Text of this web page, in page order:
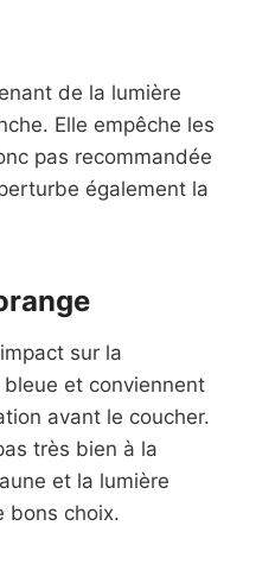
de la lumière
Elle empêche les
pas recommandée
également la
sur la
et conviennent
avant le coucher.
très bien à la
et la lumière
bons choix.